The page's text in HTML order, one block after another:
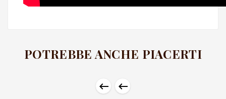
POTREBBE ANCHE PIACERTI
 